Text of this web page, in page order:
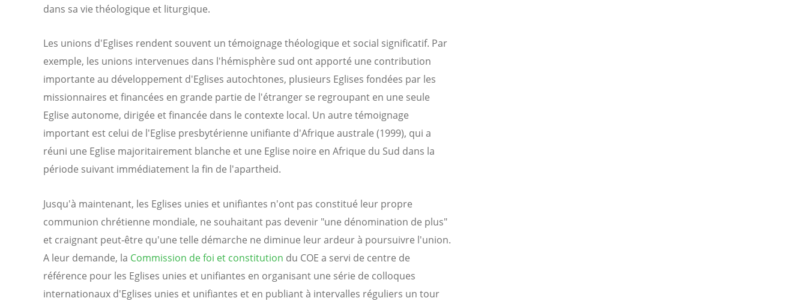
dans sa vie théologique et liturgique.
Les unions d'Eglises rendent souvent un témoignage théologique et social significatif. Par
exemple, les unions intervenues dans l'hémisphère sud ont apporté une contribution
importante au développement d'Eglises autochtones, plusieurs Eglises fondées par les
missionnaires et financées en grande partie de l'étranger se regroupant en une seule
Eglise autonome, dirigée et financée dans le contexte local. Un autre témoignage
important est celui de l'Eglise presbytérienne unifiante d'Afrique australe (1999), qui a
réuni une Eglise majoritairement blanche et une Eglise noire en Afrique du Sud dans la
période suivant immédiatement la fin de l'apartheid.
Jusqu'à maintenant, les Eglises unies et unifiantes n'ont pas constitué leur propre
communion chrétienne mondiale, ne souhaitant pas devenir "une dénomination de plus"
et craignant peut-être qu'une telle démarche ne diminue leur ardeur à poursuivre l'union.
A leur demande, la Commission de foi et constitution du COE a servi de centre de
référence pour les Eglises unies et unifiantes en organisant une série de colloques
internationaux d'Eglises unies et unifiantes et en publiant à intervalles réguliers un tour